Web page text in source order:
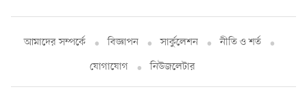
আমাদের সম্পর্কে বিজ্ঞাপন সার্কুলেশন
নীতি ও শর্ত
যোগাযোগ
নিউজলেটার